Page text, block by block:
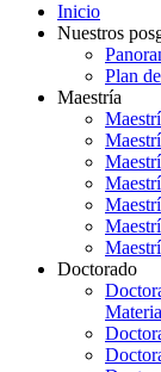
Inicio
Nuestros
Plan
Maestría
Doctorado